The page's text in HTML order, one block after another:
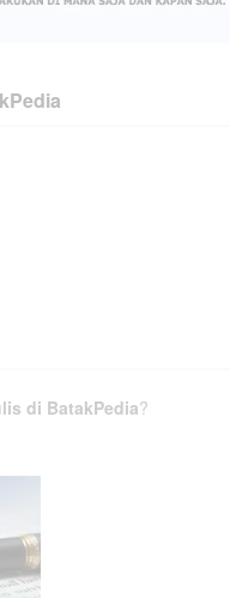
di BatakPedia?